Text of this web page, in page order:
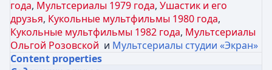
года, Мультсериалы 1979 года, Ушастик и его
друзья, Кукольные мультфильмы 1980 года,
Кукольные мультфильмы 1982 года, Мультсериалы
Ольгой Розовской и Мультсериалы студии «Экран»
Content properties